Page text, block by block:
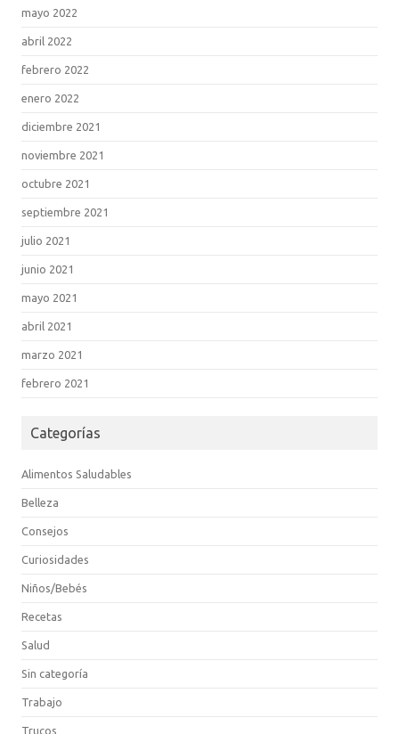
mayo 2022
abril 2022
febrero 2022
enero 2022
diciembre 2021
noviembre 2021
octubre 2021
septiembre 2021
julio 2021
junio 2021
mayo 2021
abril 2021
marzo 2021
febrero 2021
Categorías
Alimentos Saludables
Belleza
Consejos
Curiosidades
Niños/Bebés
Recetas
Salud
Sin categoría
Trabajo
Trucos